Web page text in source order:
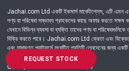
REQUEST STOCK
Jachai.com Ltd একটি ইকমার্স মার্কেটপ্লেস, এটি এমন
পণ্য বা পরিষেবা সম্ভাব্য গ্রাহকদের কাছে অফার করতে
যেখানে বিভিন্ন ব্যবসা বা ব্যক্তি তাদের পণ্য বা
বিক্রি করতে পারে। Jachai.com Ltd ক্রেতা এবং
এবং সাধারণত প্ল্যাটফর্মে সংঘটিত প্রতিটি লেনদেনের জন্য
Got Question? Call us 24/7